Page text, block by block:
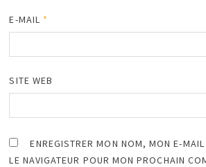
E-MAIL *
SITE WEB
ENREGISTRER MON NOM, MON E-
LE NAVIGATEUR POUR MON PROCHAIN